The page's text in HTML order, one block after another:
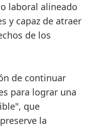
laboral alineado
y capaz de atraer
de los
de continuar
para lograr una
que
la